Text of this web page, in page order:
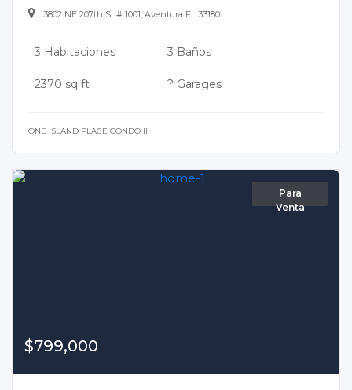
3802 NE 207th St # 1001, Aventura FL 33180
3 Habitaciones 3 Baños
2370 sq ft ? Garages
ONE ISLAND PLACE CONDO II
Para
Venta
$799,000